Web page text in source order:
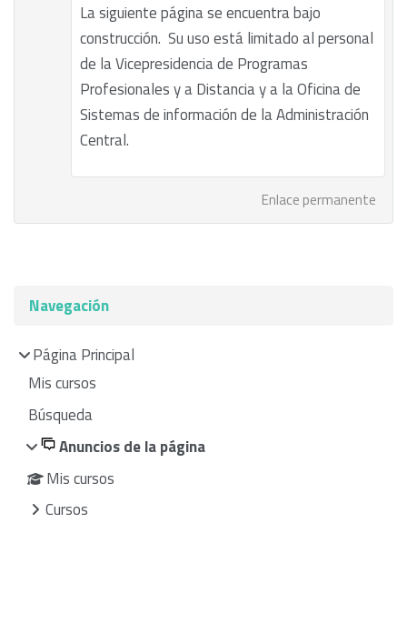
La siguiente página se encuentra bajo
construcción. Su uso está limitado al personal
de la Vicepresidencia de Programas
Profesionales y a Distancia y a la Oficina de
Sistemas de información de la Administración
Central.
Enlace permanente
Bloques
Salta Navegación
Navegación
Página Principal
Mis cursos
Búsqueda
Anuncios de la página
Mis cursos
Cursos